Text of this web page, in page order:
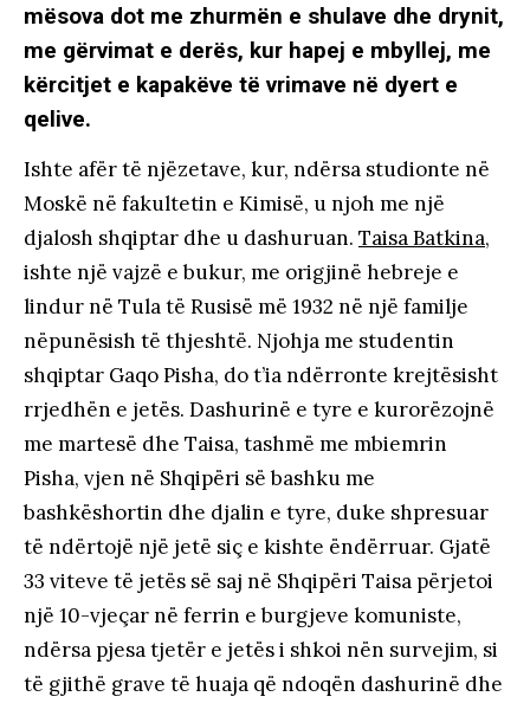
mësova dot me zhurmën e shulave dhe drynit,
me gërvimat e derës, kur hapej e mbyllej, me
kërcitjet e kapakëve të vrimave në dyert e
qelive.
Ishte afër të njëzetave, kur, ndërsa studionte në
Moskë në fakultetin e Kimisë, u njoh me një
djalosh shqiptar dhe u dashuruan. Taisa Batkina,
ishte një vajzë e bukur, me origjinë hebreje e
lindur në Tula të Rusisë më 1932 në një familje
nëpunësish të thjeshtë. Njohja me studentin
shqiptar Gaqo Pisha, do t’ia ndërronte krejtësisht
rrjedhën e jetës. Dashurinë e tyre e kurorëzojnë
me martesë dhe Taisa, tashmë me mbiemrin
Pisha, vjen në Shqipëri së bashku me
bashkëshortin dhe djalin e tyre, duke shpresuar
të ndërtojë një jetë siç e kishte ëndërruar. Gjatë
33 viteve të jetës së saj në Shqipëri Taisa përjetoi
një 10-vjeçar në ferrin e burgjeve komuniste,
ndërsa pjesa tjetër e jetës i shkoi nën survejim, si
të gjithë grave të huaja që ndoqën dashurinë dhe